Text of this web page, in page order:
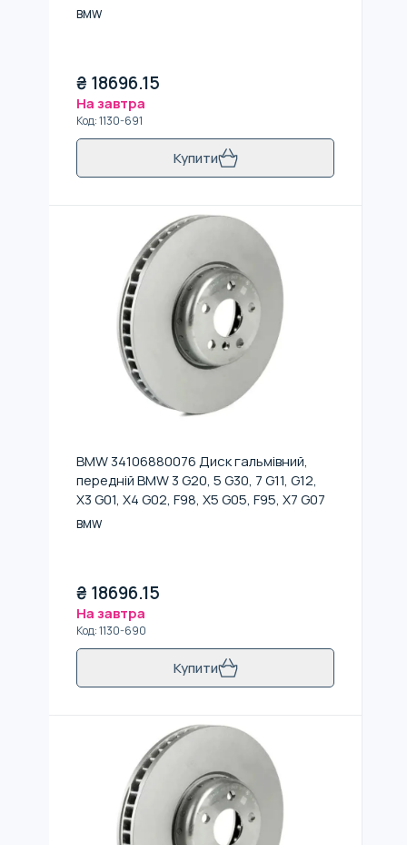
BMW
₴ 18696.15
На завтра
Код:1130-691
Купити
BMW 34106880076 Диск гальмiвний,
передній BMW 3 G20, 5 G30, 7 G11, G12,
X3 G01, X4 G02, F98, X5 G05, F95, X7 G07
BMW
₴ 18696.15
На завтра
Код:1130-690
Купити